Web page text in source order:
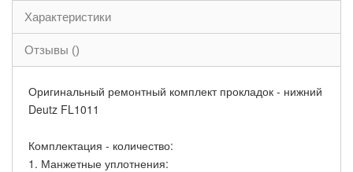
Характеристики
Отзывы ()
Оригинальный ремонтный комплект прокладок - нижний
Deutz FL1011
Комплектация - количество:
1. Манжетные уплотнения: